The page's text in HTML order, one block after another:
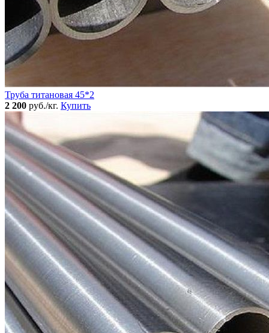
Труба титановая 45*2
2 200 руб./кг. Купить